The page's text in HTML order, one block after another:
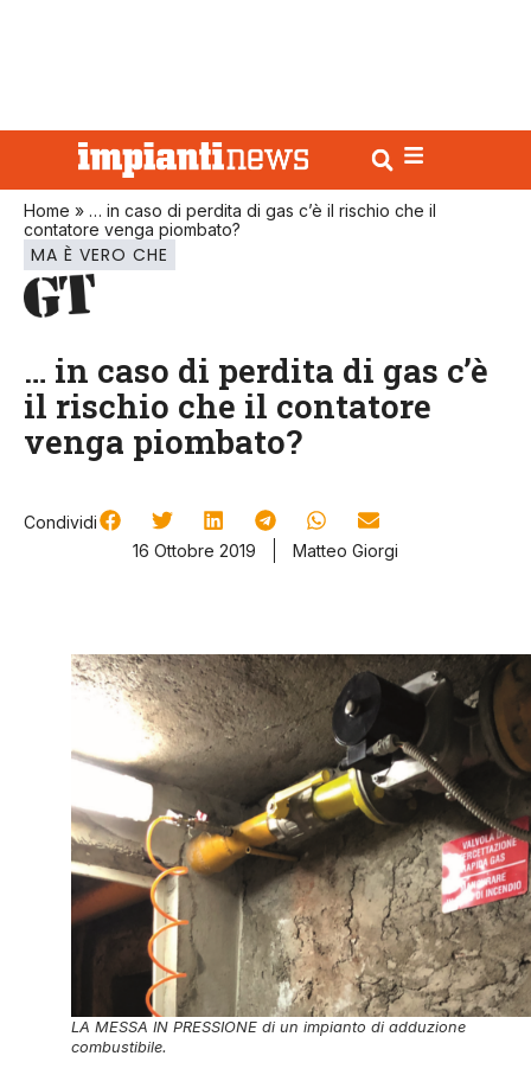
Home » … in caso di perdita di gas c’è il rischio che il
contatore venga piombato?
MA È VERO CHE
… in caso di perdita di gas c’è
il rischio che il contatore
venga piombato?
Condividi
16 Ottobre 2019
Matteo Giorgi
LA MESSA IN PRESSIONE di un impianto di adduzione
combustibile.